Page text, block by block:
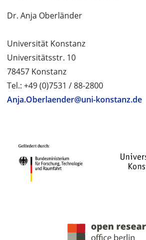
Dr. Anja Oberländer
Universität Konstanz
Universitätsstr. 10
78457 Konstanz
Tel.: +49 (0)7531 / 88-2800
Anja.Oberlaender@uni-konstanz.de